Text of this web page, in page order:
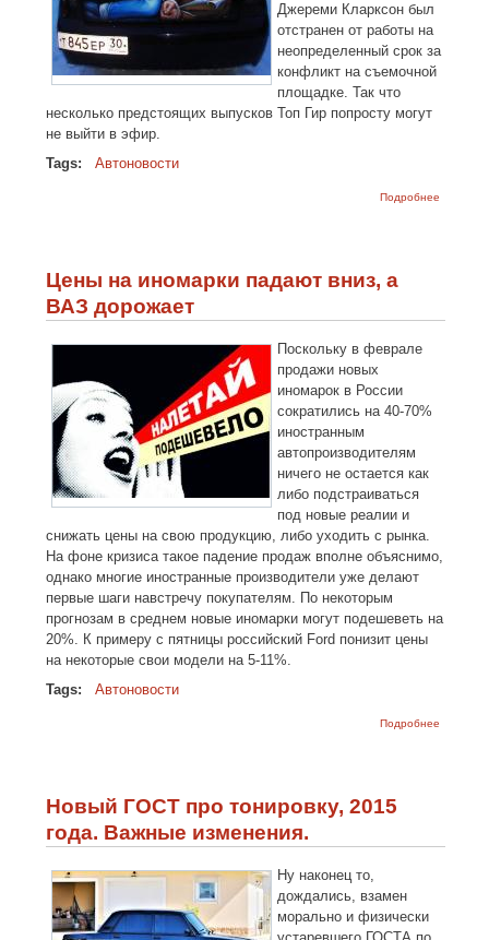
Джереми Кларксон был
отстранен от работы на
неопределенный срок за
конфликт на съемочной
площадке. Так что
несколько предстоящих выпусков Топ Гир попросту могут
не выйти в эфир.
Tags:
Автоновости
Подробнее
Цены на иномарки падают вниз, а
ВАЗ дорожает
Поскольку в феврале
продажи новых
иномарок в России
сократились на 40-70%
иностранным
автопроизводителям
ничего не остается как
либо подстраиваться
под новые реалии и
снижать цены на свою продукцию, либо уходить с рынка.
На фоне кризиса такое падение продаж вполне объяснимо,
однако многие иностранные производители уже делают
первые шаги навстречу покупателям. По некоторым
прогнозам в среднем новые иномарки могут подешеветь на
20%. К примеру с пятницы российский Ford понизит цены
на некоторые свои модели на 5-11%.
Tags:
Автоновости
Подробнее
Новый ГОСТ про тонировку, 2015
года. Важные изменения.
Ну наконец то,
дождались, взамен
морально и физически